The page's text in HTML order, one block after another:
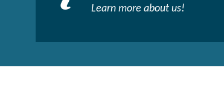
Learn more about us!​